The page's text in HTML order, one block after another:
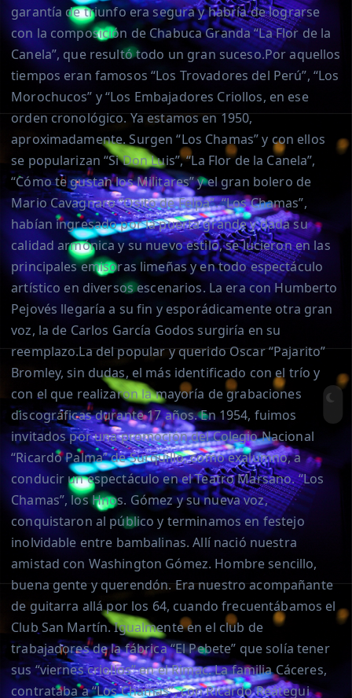
garantía de triunfo era segura y habría de lograrse
con la composición de Chabuca Granda “La Flor de la
Canela”, que resultó todo un gran suceso.Por aquellos
tiempos eran famosos “Los Trovadores del Perú”, “Los
Morochucos” y “Los Embajadores Criollos, en ese
orden cronológico. Ya estamos en 1950,
aproximadamente. Surgen “Los Chamas” y con ellos
se popularizan “Si Don Luis”, “La Flor de la Canela”,
“Cómo te gustan los Militares” y el gran bolero de
Mario Cavagnaro “Osito de Felpa”. “Los Chamas”,
habían ingresado por la puerta grande y dada su
calidad armónica y su nuevo estilo, se lucieron en las
principales emisoras limeñas y en todo espectáculo
artístico en diversos escenarios. La era con Humberto
Pejovés llegaría a su fin y esporádicamente otra gran
voz, la de Carlos García Godos surgiría en su
reemplazo.La del popular y querido Oscar “Pajarito”
Bromley, sin dudas, el más identificado con el trío y
con el que realizaron la mayoría de grabaciones
discográficas durante 17 años. En 1954, fuimos
invitados por una promoción del Colegio Nacional
“Ricardo Palma” de Surquillo, como exalumno, a
conducir un espectáculo en el Teatro Marsano. “Los
Chamas”, los Hnos. Gómez y su nueva voz,
conquistaron al público y terminamos en festejo
inolvidable entre bambalinas. Allí nació nuestra
amistad con Washington Gómez. Hombre sencillo,
buena gente y querendón. Era nuestro acompañante
de guitarra allá por los 64, cuando frecuentábamos el
Club San Martín. Igualmente en el club de
trabajadores de la fábrica “El Pebete” que solía tener
sus “viernes criollos” en el Rimac. La familia Cáceres,
contrataba a “Los Chamas”, con Ricardo Reátegui